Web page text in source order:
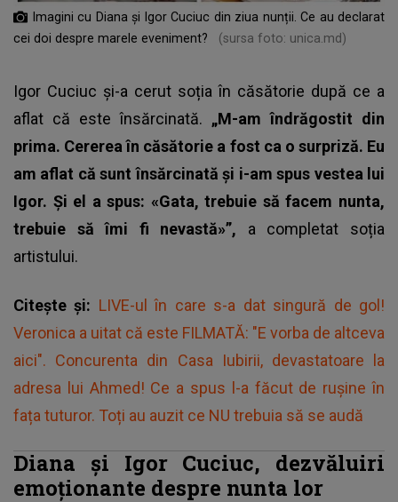
Imagini cu Diana și Igor Cuciuc din ziua nunții. Ce au declarat
cei doi despre marele eveniment?
(sursa foto: unica.md)
Igor Cuciuc și-a cerut soția în căsătorie după ce a
aflat că este însărcinată. „M-am îndrăgostit din
prima. Cererea în căsătorie a fost ca o surpriză. Eu
am aflat că sunt însărcinată și i-am spus vestea lui
Igor. Și el a spus: «Gata, trebuie să facem nunta,
trebuie să îmi fi nevastă»”, a completat soția
artistului.
Citește și: LIVE-ul în care s-a dat singură de gol!
Veronica a uitat că este FILMATĂ: "E vorba de altceva
aici". Concurenta din Casa Iubirii, devastatoare la
adresa lui Ahmed! Ce a spus l-a făcut de rușine în
fața tuturor. Toți au auzit ce NU trebuia să se audă
Diana și Igor Cuciuc, dezvăluiri
emoționante despre nunta lor